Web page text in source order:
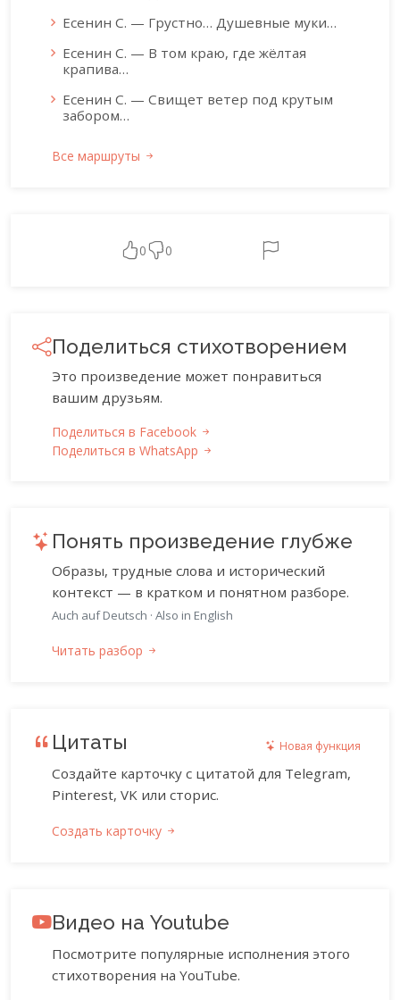
Есенин С. — Грустно… Душевные муки…
Есенин С. — В том краю, где жёлтая
крапива…
Есенин С. — Свищет ветер под крутым
забором…
Все маршруты
0 0
Поделиться стихотворением
Это произведение может понравиться
вашим друзьям.
Поделиться в Facebook
Поделиться в WhatsApp
Понять произведение глубже
Образы, трудные слова и исторический
контекст — в кратком и понятном разборе.
Auch auf Deutsch · Also in English
Читать разбор
Цитаты Новая функция
Создайте карточку с цитатой для Telegram,
Pinterest, VK или сторис.
Создать карточку
Видео на Youtube
Посмотрите популярные исполнения этого
стихотворения на YouTube.